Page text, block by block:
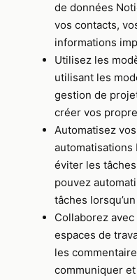
de données
vos contacts,
informations
Utilisez les
utilisant les
gestion de
créer vos
Automatisez
automatisations
éviter les
pouvez
tâches
Collaborez
espaces de
les
communiquer